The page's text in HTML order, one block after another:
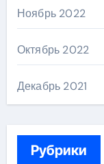
Ноябрь 2022
Октябрь 2022
Декабрь 2021
Рубрики